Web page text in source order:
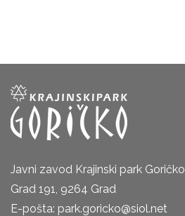
Javni zavod Krajinski park Goričko
Grad 191, 9264 Grad
E-pošta: park.goricko@siol.net